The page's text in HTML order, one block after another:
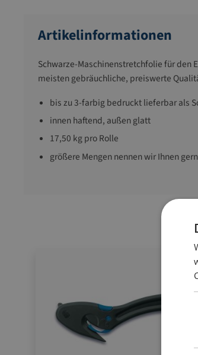
Artikelinformationen
Schwarze-Maschinenstretchfolie für den
meisten gebräuchliche, preiswerte
bis zu 3-farbig bedruckt lieferbar als
innen haftend, außen glatt
17,50 kg pro Rolle
größere Mengen nennen wir Ihnen